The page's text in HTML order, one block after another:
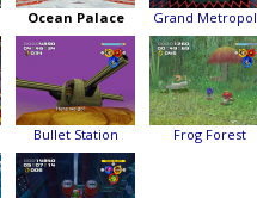
Ocean Palace Grand
Bullet Station Frog Forest